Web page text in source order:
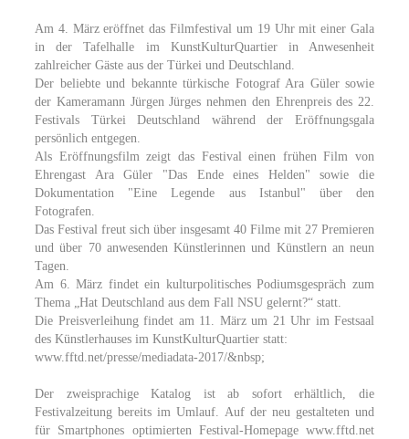
Am 4. März eröffnet das Filmfestival um 19 Uhr mit einer Gala
in der Tafelhalle im KunstKulturQuartier in Anwesenheit
zahlreicher Gäste aus der Türkei und Deutschland.
Der beliebte und bekannte türkische Fotograf Ara Güler sowie
der Kameramann Jürgen Jürges nehmen den Ehrenpreis des 22.
Festivals Türkei Deutschland während der Eröffnungsgala
persönlich entgegen.
Als Eröffnungsfilm zeigt das Festival einen frühen Film von
Ehrengast Ara Güler "Das Ende eines Helden" sowie die
Dokumentation "Eine Legende aus Istanbul" über den
Fotografen.
Das Festival freut sich über insgesamt 40 Filme mit 27 Premieren
und über 70 anwesenden Künstlerinnen und Künstlern an neun
Tagen.
Am 6. März findet ein kulturpolitisches Podiumsgespräch zum
Thema „Hat Deutschland aus dem Fall NSU gelernt?“ statt.
Die Preisverleihung findet am 11. März um 21 Uhr im Festsaal
des Künstlerhauses im KunstKulturQuartier statt:
www.fftd.net/presse/mediadata-2017/&nbsp;
Der zweisprachige Katalog ist ab sofort erhältlich, die
Festivalzeitung bereits im Umlauf. Auf der neu gestalteten und
für Smartphones optimierten Festival-Homepage www.fftd.net